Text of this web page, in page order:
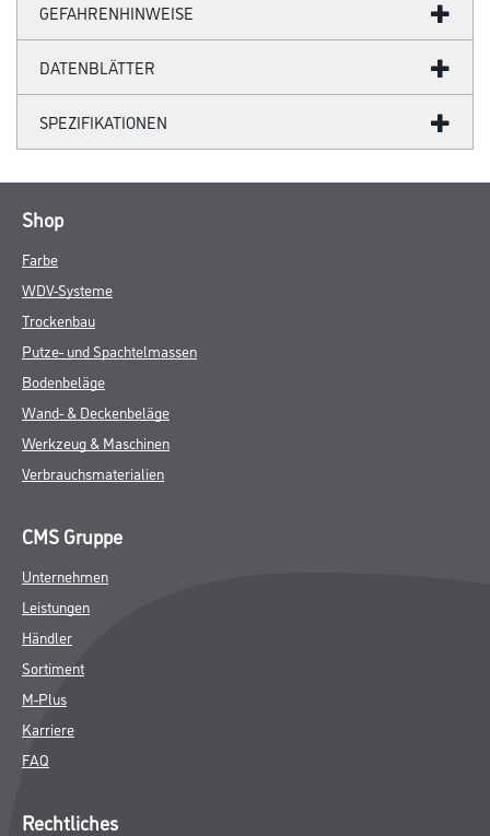
GEFAHRENHINWEISE
DATENBLÄTTER
SPEZIFIKATIONEN
Shop
Farbe
WDV-Systeme
Trockenbau
Putze- und Spachtelmassen
Bodenbeläge
Wand- & Deckenbeläge
Werkzeug & Maschinen
Verbrauchsmaterialien
CMS Gruppe
Unternehmen
Leistungen
Händler
Sortiment
M-Plus
Karriere
FAQ
Rechtliches